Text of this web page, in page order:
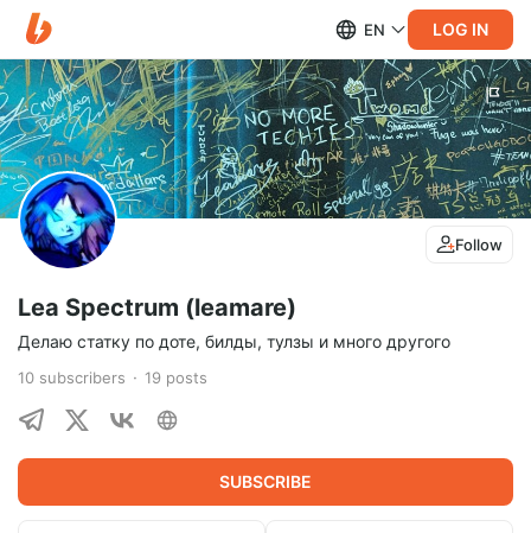
EN LOG IN
Follow
Lea Spectrum (leamare)
Делаю статку по доте, билды, тулзы и много другого
10 subscribers 19 posts
SUBSCRIBE